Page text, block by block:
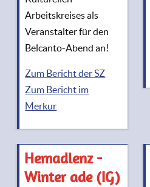
Arbeitskreises als
Veranstalter für den
Belcanto-Abend an!
Zum Bericht der SZ
Zum Bericht im
Merkur
Hemadlenz -
Winter ade (IG)